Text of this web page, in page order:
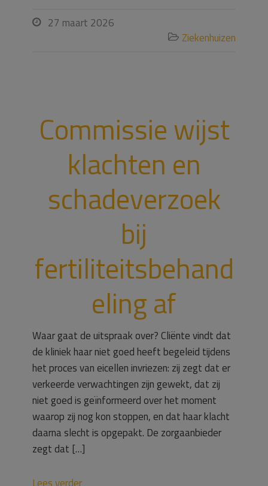
 27 maart 2026
 Ziekenhuizen
Commissie wijst
klachten en
schadeverzoek
bij
fertiliteitsbehand
eling af
Waar gaat de uitspraak over? Cliënte vindt dat
de kliniek haar niet goed heeft begeleid tijdens
het proces van eicellen invriezen: zij zegt dat er
verkeerde verwachtingen zijn gewekt, dat zij
niet goed is geïnformeerd over het moment
waarop zij nog kon stoppen, en dat haar klacht
daarna slecht is opgepakt. De zorgaanbieder
zegt dat […]